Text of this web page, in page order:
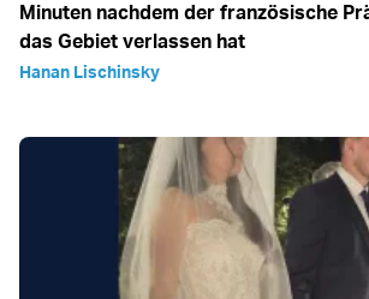
Minuten nachdem der französische
das Gebiet verlassen hat
Hanan Lischinsky